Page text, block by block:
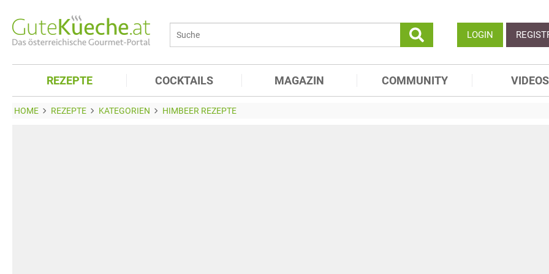
LOGIN
REZEPTE COCKTAILS MAGAZIN COMMUNITY VIDEOS
HOME REZEPTE KATEGORIEN HIMBEER REZEPTE